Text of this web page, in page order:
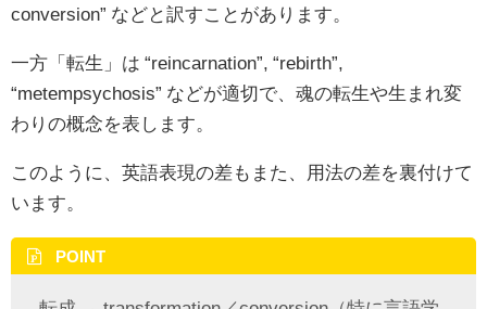
conversion” などと訳すことがあります。
一方「転生」は “reincarnation”, “rebirth”,
“metempsychosis” などが適切で、魂の転生や生まれ変
わりの概念を表します。
このように、英語表現の差もまた、用法の差を裏付けて
います。
POINT